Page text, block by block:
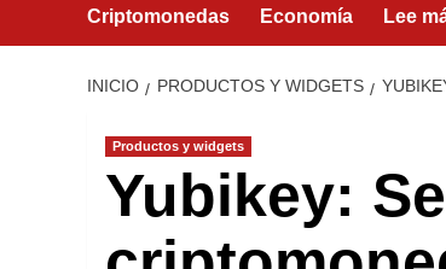
Criptomonedas Economía Lee
INICIO PRODUCTOS Y WIDGETS
Productos y widgets
Yubikey: